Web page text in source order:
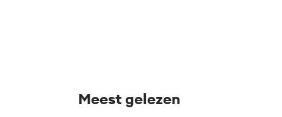
Meest gelezen